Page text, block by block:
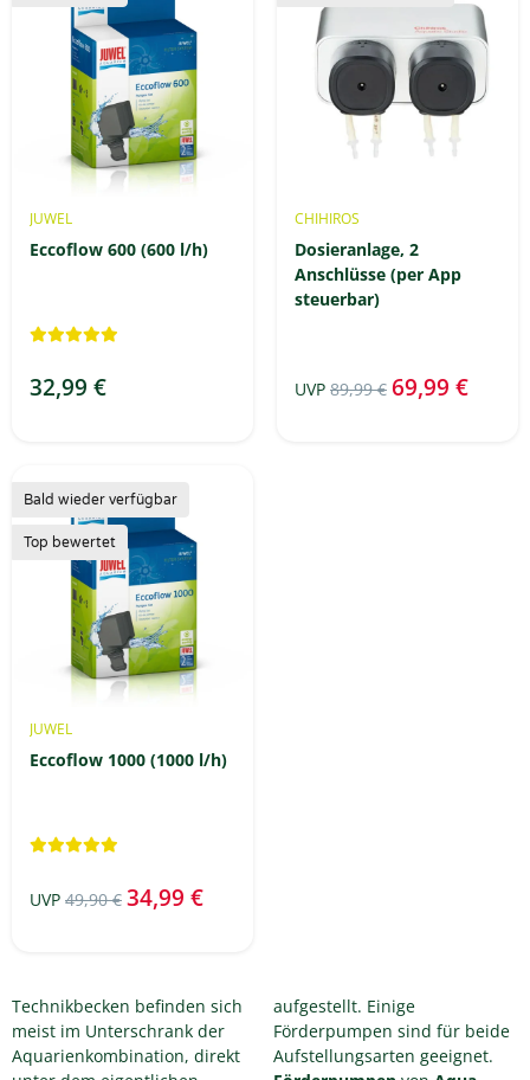
JUWEL
Eccoflow 600 (600 l/h)
32,99 €
CHIHIROS
Dosieranlage, 2
Anschlüsse (per App
steuerbar)
UVP 89,99 € 69,99 €
Bald wieder verfügbar
Top bewertet
JUWEL
Eccoflow 1000 (1000 l/h)
UVP 49,90 € 34,99 €
Technikbecken befinden sich
meist im Unterschrank der
Aquarienkombination, direkt
aufgestellt. Einige
Förderpumpen sind für beide
Aufstellungsarten geeignet.